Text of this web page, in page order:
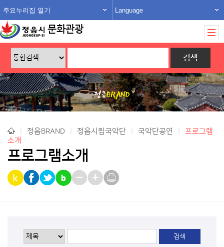
주요누리집 열기 Language
문화관광
정읍BRAND 정읍시립국악단 국악단공연
프로그램
소개
프로그램소개